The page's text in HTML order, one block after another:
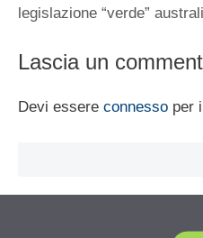
legislazione “verde”
Lascia un
Devi essere connesso per